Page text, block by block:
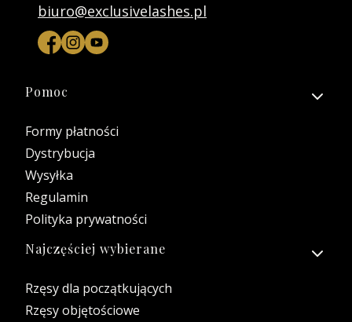
biuro@exclusivelashes.pl
Linki w stopce
Pomoc
Formy płatności
Dystrybucja
Wysyłka
Regulamin
Polityka prywatności
Najczęściej wybierane
Rzęsy dla początkujących
Rzęsy objętościowe